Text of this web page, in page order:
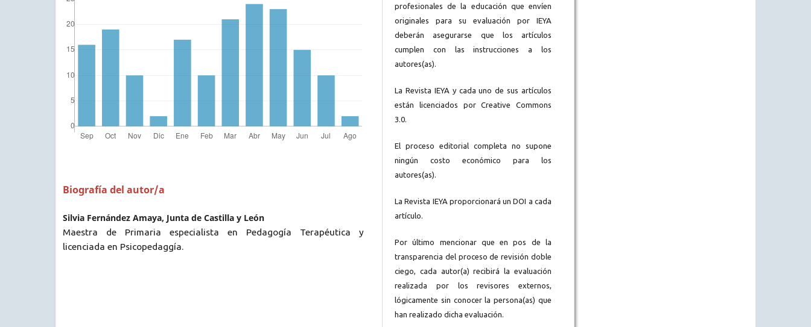
Biografía del autor/a
Silvia Fernández Amaya, Junta de Castilla y León
Maestra de Primaria especialista en Pedagogía Terapéutica y
licenciada en Psicopedaggía.
profesionales de la educación que envíen
originales para su evaluación por IEYA
deberán asegurarse que los artículos
cumplen con las instrucciones a los
autores(as).
La Revista IEYA y cada uno de sus artículos
están licenciados por Creative Commons
3.0.
El proceso editorial completa no supone
ningún costo económico para los
autores(as).
La Revista IEYA proporcionará un DOI a cada
artículo.
Por último mencionar que en pos de la
transparencia del proceso de revisión doble
ciego, cada autor(a) recibirá la evaluación
realizada por los revisores externos,
lógicamente sin conocer la persona(as) que
han realizado dicha evaluación.